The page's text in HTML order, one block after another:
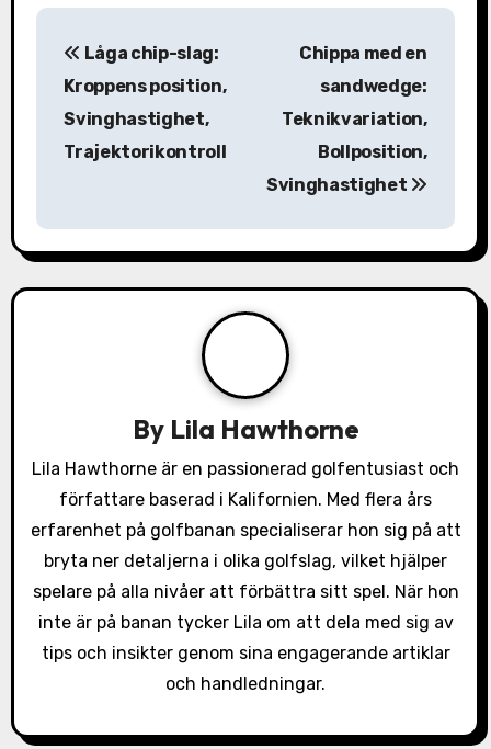
P
a
v
t
i
o
n
Låga chip-slag:
Kroppens position,
Svinghastighet,
Trajektorikontroll
Chippa med en
sandwedge:
Teknikvariation,
Bollposition,
Svinghastighet
By Lila Hawthorne
Lila Hawthorne är en passionerad golfentusiast och
författare baserad i Kalifornien. Med flera års
erfarenhet på golfbanan specialiserar hon sig på att
bryta ner detaljerna i olika golfslag, vilket hjälper
spelare på alla nivåer att förbättra sitt spel. När hon
inte är på banan tycker Lila om att dela med sig av
tips och insikter genom sina engagerande artiklar
och handledningar.